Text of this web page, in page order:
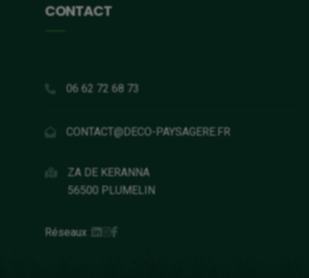
CONTACT
06 62 72 68 73
CONTACT@DECO-PAYSAGERE.FR
ZA DE KERANNA
56500 PLUMELIN
Réseaux :